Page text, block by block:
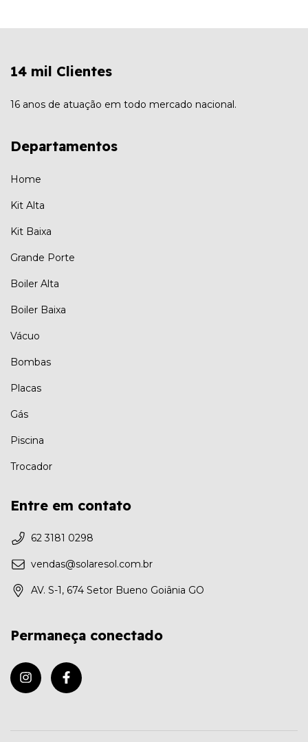
14 mil Clientes
16 anos de atuação em todo mercado nacional.
Departamentos
Home
Kit Alta
Kit Baixa
Grande Porte
Boiler Alta
Boiler Baixa
Vácuo
Bombas
Placas
Gás
Piscina
Trocador
Entre em contato
62 3181 0298
vendas@solaresol.com.br
AV. S-1, 674 Setor Bueno Goiânia GO
Permaneça conectado